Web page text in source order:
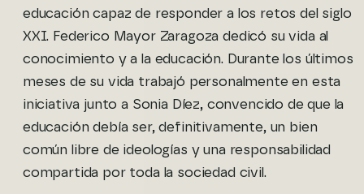
educación capaz de responder a los retos del siglo
XXI. Federico Mayor Zaragoza dedicó su vida al
conocimiento y a la educación. Durante los últimos
meses de su vida trabajó personalmente en esta
iniciativa junto a Sonia Díez, convencido de que la
educación debía ser, definitivamente, un bien
común libre de ideologías y una responsabilidad
compartida por toda la sociedad civil.